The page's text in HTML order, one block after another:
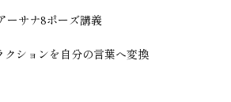
ーサナ8ポーズ講義
クションを自分の言葉へ変換